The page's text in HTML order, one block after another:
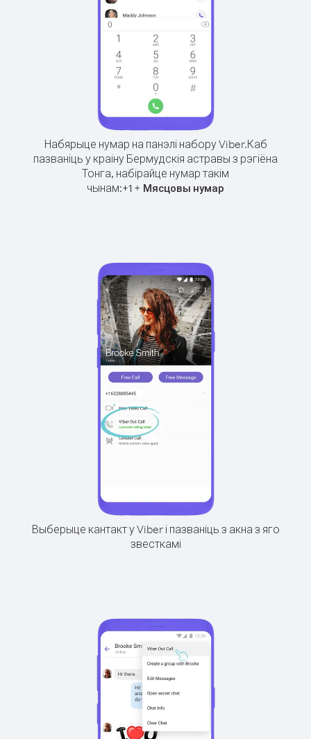
Набярыце нумар на панэлі набору Viber.Каб
пазваніць у краіну Бермудскія астравы з рэгіёна
Тонга, набірайце нумар такім
чынам:+1 + Мясцовы нумар
Выберыце кантакт у Viber і пазваніць з акна з яго
звесткамі